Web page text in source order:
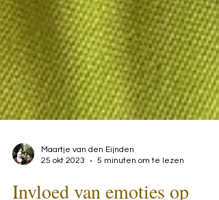
Maartje van den Eijnden